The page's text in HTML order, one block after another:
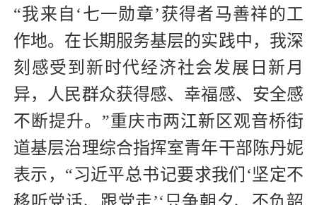
“我来自‘七一勋章’获得者马善祥的工
作地。在长期服务基层的实践中，我深
刻感受到新时代经济社会发展日新月
异，人民群众获得感、幸福感、安全感
不断提升。”重庆市两江新区观音桥街
道基层治理综合指挥室青年干部陈丹妮
表示，“习近平总书记要求我们‘坚定不